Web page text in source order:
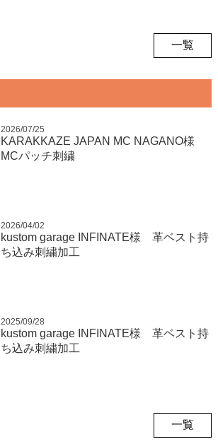
一覧
2026/07/25
KARAKKAZE JAPAN MC NAGANO様
MCパッチ刺繍
2026/04/02
kustom garage INFINATE様 革ベスト持
ち込み刺繍加工
2025/09/28
kustom garage INFINATE様 革ベスト持
ち込み刺繍加工
一覧